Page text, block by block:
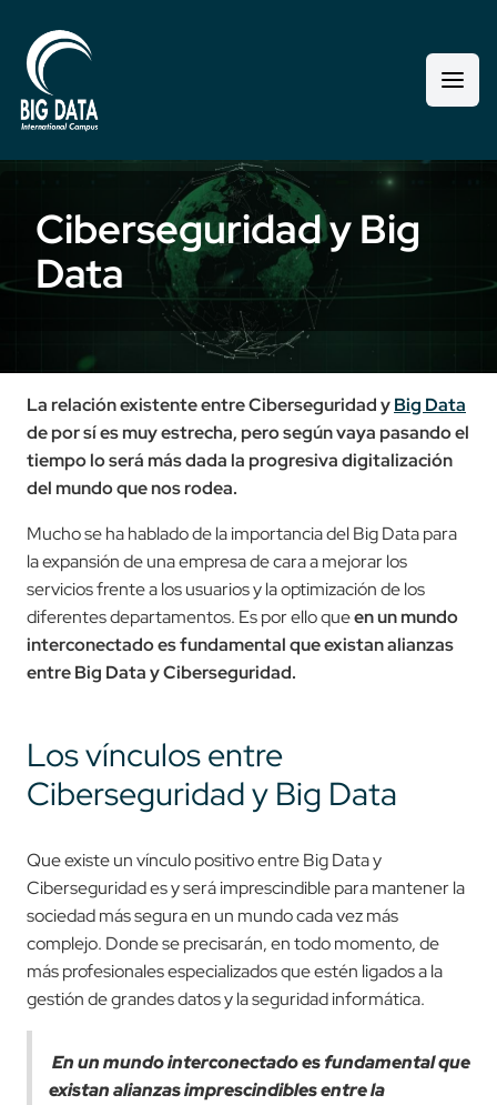
Ciberseguridad y Big
Data
La relación existente entre Ciberseguridad yBig Data
de por sí es muy estrecha, pero según vaya pasando el
tiempo lo será más dada la progresiva digitalización
del mundo que nos rodea.
Mucho se ha hablado de la importancia del Big Data para
la expansión de una empresa de cara a mejorar los
servicios frente a los usuarios y la optimización de los
diferentes departamentos. Es por ello queen un mundo
interconectado es fundamental que existan alianzas
entre Big Data y Ciberseguridad.
Los vínculos entre
Ciberseguridad y Big Data
Que existe un vínculo positivo entre Big Data y
Ciberseguridad es y será imprescindible para mantener la
sociedad más segura en un mundo cada vez más
complejo. Donde se precisarán, en todo momento, de
más profesionales especializados que estén ligados a la
gestión de grandes datos y la seguridad informática.
En un mundo interconectado es fundamental que
existan alianzas imprescindibles entre la